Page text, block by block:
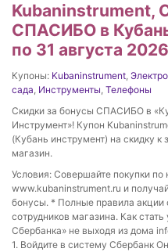
Kubaninstrument,
СПАСИБО в
по 31 августа 2026
Купоны: Kubaninstrument,
сада, Инструменты, Телефоны
Скидки за бонусы СПАСИБО в
Инструмент»! Купон
(Кубань инструмент) на скидку к
магазин.
Условия: Совершайте покупки по
www.kubaninstrument.ru и
бонусы. * Полные правила акции
сотрудников магазина. Как
Сбербанка» не выходя из дома
1. Войдите в систему Сбербанк